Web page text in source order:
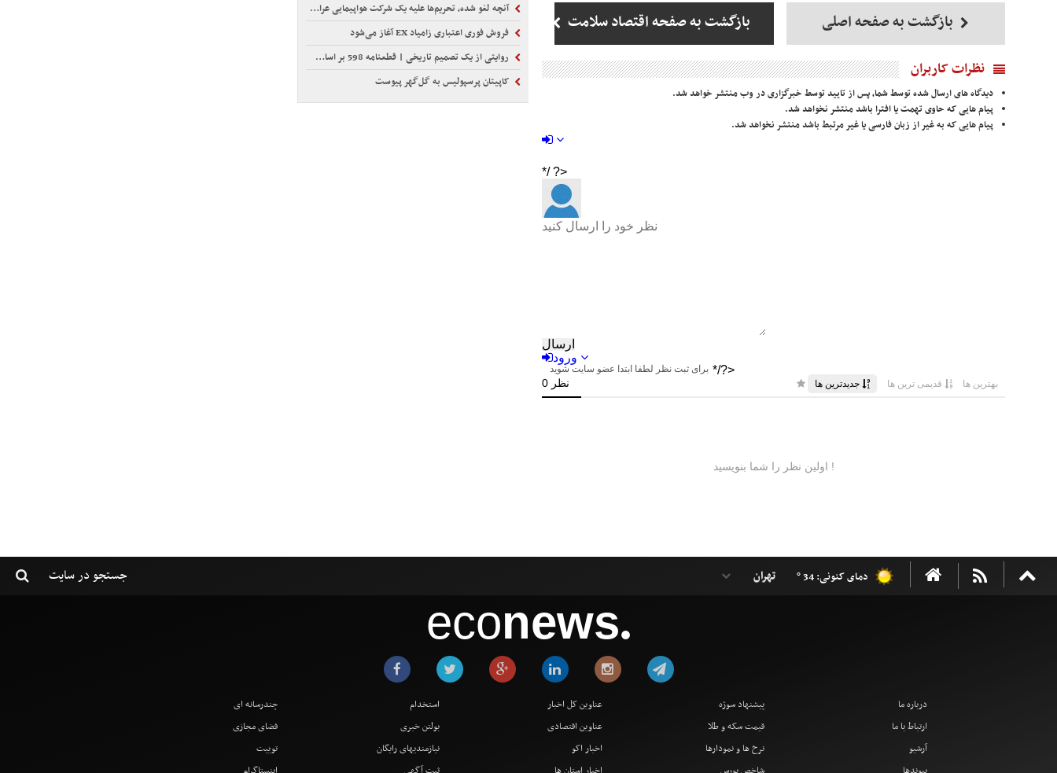
بازگشت به صفحه اصلی بازگشت به صفحه اقتصاد سلامت
نظرات کاربران
دیدگاه های ارسال شده توسط شما، پس از تایید توسط خبرگزاری در وب منتشر خواهد شد.
پیام هایی که حاوی تهمت یا افترا باشد منتشر نخواهد شد.
پیام هایی که به غیر از زبان فارسی یا غیر مرتبط باشد منتشر نخواهد شد.
آنچه لغو شده، تحریم‌ها علیه یک شرکت هواپیمایی عراقی است
فروش فوری اعتباری زامیاد EX آغاز می‌شود
روایتی از یک تصمیم تاریخی | قطعنامه 598 بر اساس چه واقعیت‌هایی پذیرفته شد؟ | پیام تجربه سال 1367 برای ایرانِ سال 1405
کاپیتان پرسپولیس به گل‌گهر پیوست
دمای کنونی: 34 °
econews●
درباره ما
ارتباط با ما
آرشیو
پیشنهاد سوژه
قیمت سکه و طلا
نرخ ها و نمودارها
عناوین کل اخبار
عناوین اقتصادی
اخبار اکو
استخدام
بولتن خبری
نیازمندیهای رایگان
چندرسانه ای
فضای مجازی
توییت